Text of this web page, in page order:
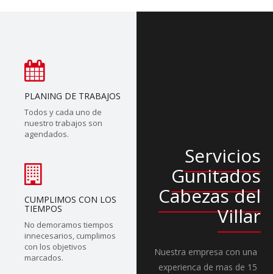
PLANING DE TRABAJOS
Todos y cada uno de
nuestro trabajos son
agendados.
CUMPLIMOS CON LOS
TIEMPOS
No demoramos tiempos
innecesarios, cumplimos
con los objetivos
marcados.
Servicios
Gunitados
Cabezas del
Villar
Nuestra empresa con una
experienca de mas de 15